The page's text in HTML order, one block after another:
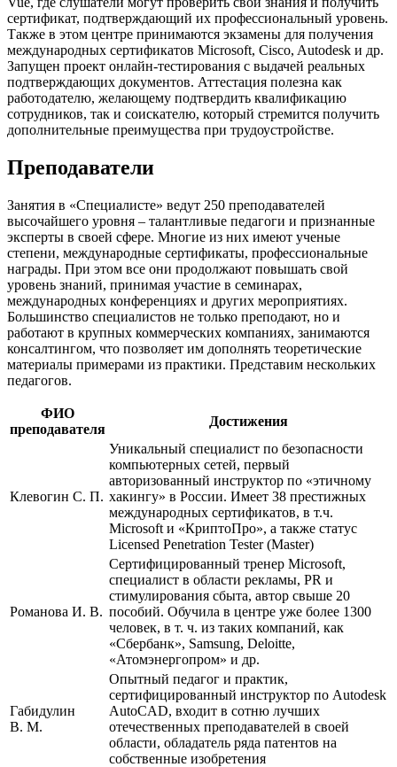
сертификат, подтверждающий их профессиональный уровень.
Также в этом центре принимаются экзамены для получения
международных сертификатов Microsoft, Cisco, Autodesk и др.
Запущен проект онлайн-тестирования с выдачей реальных
подтверждающих документов. Аттестация полезна как
работодателю, желающему подтвердить квалификацию
сотрудников, так и соискателю, который стремится получить
дополнительные преимущества при трудоустройстве.
Преподаватели
Занятия в «Специалисте» ведут 250 преподавателей
высочайшего уровня – талантливые педагоги и признанные
эксперты в своей сфере. Многие из них имеют ученые
степени, международные сертификаты, профессиональные
награды. При этом все они продолжают повышать свой
уровень знаний, принимая участие в семинарах,
международных конференциях и других мероприятиях.
Большинство специалистов не только преподают, но и
работают в крупных коммерческих компаниях, занимаются
консалтингом, что позволяет им дополнять теоретические
материалы примерами из практики. Представим нескольких
педагогов.
ФИО
преподавателя
Достижения
Клевогин С. П.
Уникальный специалист по безопасности
компьютерных сетей, первый
авторизованный инструктор по «этичному
хакингу» в России. Имеет 38 престижных
международных сертификатов, в т.ч.
Microsoft и «КриптоПро», а также статус
Licensed Penetration Tester (Master)
Романова И. В.
Сертифицированный тренер Microsoft,
специалист в области рекламы, PR и
стимулирования сбыта, автор свыше 20
пособий. Обучила в центре уже более 1300
человек, в т. ч. из таких компаний, как
«Сбербанк», Samsung, Deloitte,
«Атомэнергопром» и др.
Габидулин
В. М.
Опытный педагог и практик,
сертифицированный инструктор по Autodesk
AutoCAD, входит в сотню лучших
отечественных преподавателей в своей
области, обладатель ряда патентов на
собственные изобретения